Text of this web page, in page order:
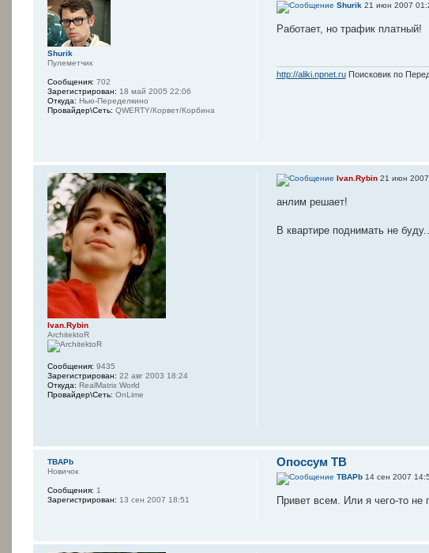
Shurik 21 июн 2007
Работает, но трафик платный!
http://aliki.npnet.ruПоисковик по
Shurik
Пулеметчик
Сообщения: 702
Зарегистрирован: 18 май 2005 22:06
Откуда: Нью-Переделкино
Провайдер\Сеть: QWERTY/Корвет/Корбина
Ivan.Rybin21 июн 2007
анлим решает!
В квартире поднимать не
Ivan.Rybin
ArchitektoR
Сообщения: 9435
Зарегистрирован: 22 авг 2003 18:24
Откуда: RealMatrix World
Провайдер\Сеть: OnLime
Опоссум ТВ
TBAPb14 сен 2007
Привет всем. Или я чего-то
TBAPb
Новичок
Сообщения: 1
Зарегистрирован: 13 сен 2007 18:51